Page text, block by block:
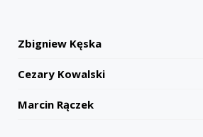
Zbigniew Kęska
Cezary Kowalski
Marcin Rączek